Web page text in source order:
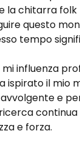
la chitarra
questo
tempo
influenza
ispirato il mio
avvolgente e
e forza.